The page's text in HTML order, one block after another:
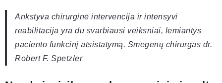
Ankstyva chirurginė intervencija ir intensyvi
reabilitacija yra du svarbiausi veiksniai, lemiantys
paciento funkcinį atsistatymą. Smegenų chirurgas dr.
Robert F. Spetzler